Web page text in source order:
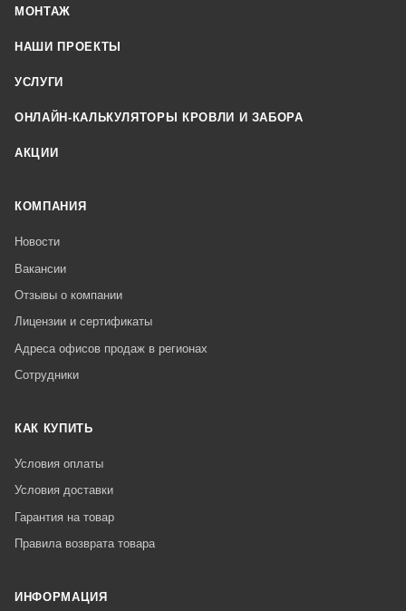
МОНТАЖ
НАШИ ПРОЕКТЫ
УСЛУГИ
ОНЛАЙН-КАЛЬКУЛЯТОРЫ КРОВЛИ И ЗАБОРА
АКЦИИ
КОМПАНИЯ
Новости
Вакансии
Отзывы о компании
Лицензии и сертификаты
Адреса офисов продаж в регионах
Сотрудники
КАК КУПИТЬ
Условия оплаты
Условия доставки
Гарантия на товар
Правила возврата товара
ИНФОРМАЦИЯ